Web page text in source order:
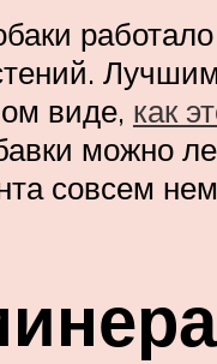
виде, как
можно
совсем